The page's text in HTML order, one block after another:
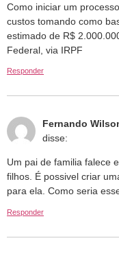
Como iniciar um
custos tomando como
estimado de R$
Federal, via IRPF
Responder
Fernando
disse:
Um pai de familia falece
filhos. É possivel criar
para ela. Como seria
Responder